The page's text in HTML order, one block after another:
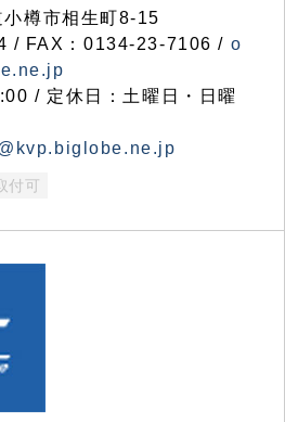
樽市相生町8-15
/ FAX：0134-23-7106 / o
/ 定休日：土曜日・日曜
付可